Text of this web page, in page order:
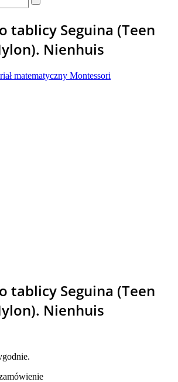
tablicy Seguina (Teen
Nienhuis
matematyczny Montessori
tablicy Seguina (Teen
Nienhuis